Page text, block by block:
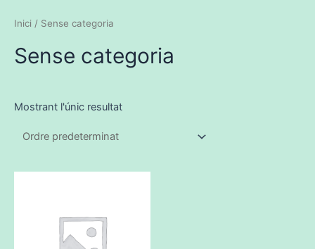
Inici / Sense categoria
Sense categoria
Mostrant l'únic resultat